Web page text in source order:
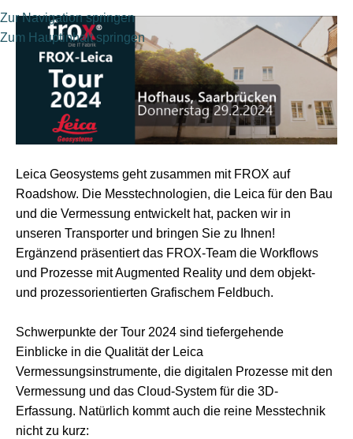
Zur Navigation springen
Zum Hauptinhalt springen
Leica Geosystems gehtzusammen mit FROX auf
Roadshow. Die Messtechnologien, die Leica für den Bau
und die Vermessung entwickelt hat, packen wir in
unseren Transporter und bringen Sie zu Ihnen!
Ergänzend präsentiert das FROX-Team die Workflows
und Prozesse mit Augmented Reality und dem objekt-
und prozessorientierten Grafischem Feldbuch.
Schwerpunkte der Tour 2024 sind tiefergehende
Einblicke in die Qualität der Leica
Vermessungsinstrumente, die digitalen Prozesse mit den
Vermessung und das Cloud-System für die 3D-
Erfassung. Natürlich kommt auch die reine Messtechnik
nicht zu kurz: